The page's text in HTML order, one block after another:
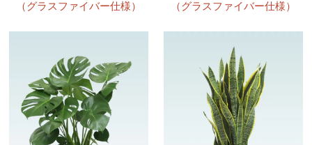
（グラスファイバー仕様）
（グラスファイバー仕様）